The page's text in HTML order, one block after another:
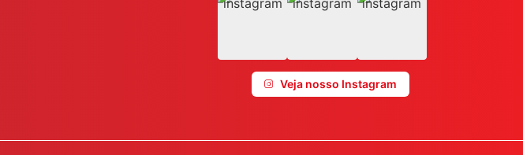
Veja nosso Instagram